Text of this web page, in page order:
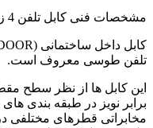
مشخصات فنی کابل تلفن 4 زوج طوسی به شرح زیر می باشد:
تلفن طوسی معروف است.
این کابل ها از نظر سطح
برابر نویز در طبقه بندی
مخابراتی قطرهای مختلفی